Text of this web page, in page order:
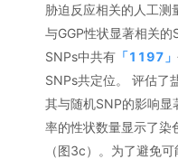
胁迫反应相关的人工
与GGP性状显著相关
SNPs中共有 「1197 」
SNPs共定位。 评估了
其与随机SNP的影响
率的性状数量显示了染
（图3c）。为了避免